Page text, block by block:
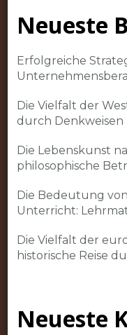
Neueste
Erfolgreiche
Die Vielfalt der
durch Denkweisen
Die Lebenskunst
philosophische
Die Bedeutung
Unterricht:
Die Vielfalt der
historische Reise
Neueste